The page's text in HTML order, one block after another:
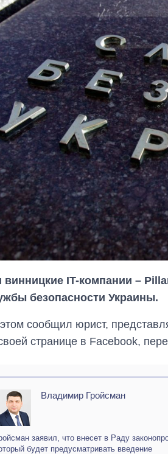
винницкие IT-компании –
безопасности Украины.
сообщил юрист,
странице в Facebook,
Владимир Гройсман
заявил, что внесет в Раду
будет предусматривать введение